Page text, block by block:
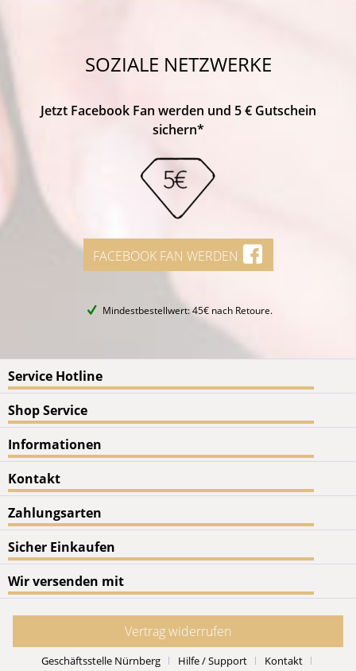
SOZIALE NETZWERKE
Jetzt Facebook Fan werden und 5 € Gutschein
sichern*
FACEBOOK FAN WERDEN
Mindestbestellwert: 45€ nach Retoure.
Service Hotline
Shop Service
Informationen
Kontakt
Zahlungsarten
Sicher Einkaufen
Wir versenden mit
Vertrag widerrufen
Geschäftsstelle Nürnberg Hilfe / Support Kontakt